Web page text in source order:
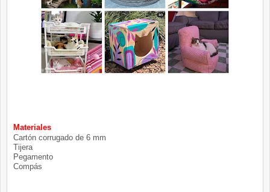
Materiales
Cartón corrugado de 6 mm
Tijera
Pegamento
Compás